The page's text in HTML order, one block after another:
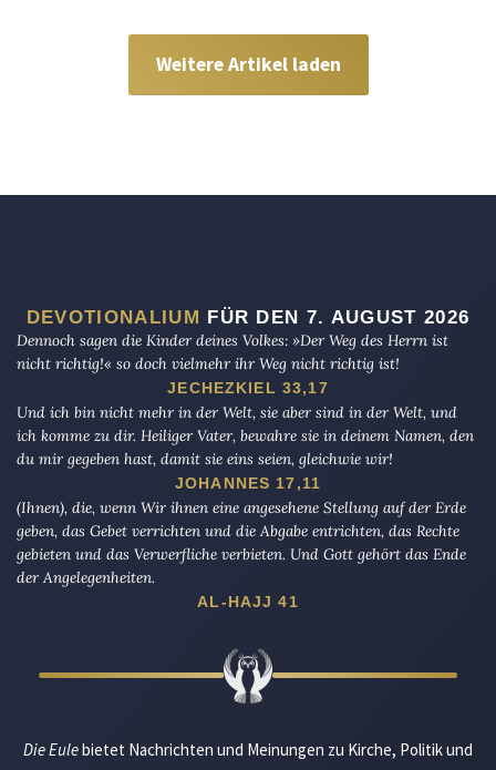
Weitere Artikel laden
DEVOTIONALIUM FÜR DEN 7. AUGUST 2026
Dennoch sagen die Kinder deines Volkes: »Der Weg des Herrn ist
nicht richtig!« so doch vielmehr ihr Weg nicht richtig ist!
JECHEZKIEL 33,17
Und ich bin nicht mehr in der Welt, sie aber sind in der Welt, und
ich komme zu dir. Heiliger Vater, bewahre sie in deinem Namen, den
du mir gegeben hast, damit sie eins seien, gleichwie wir!
JOHANNES 17,11
(Ihnen), die, wenn Wir ihnen eine angesehene Stellung auf der Erde
geben, das Gebet verrichten und die Abgabe entrichten, das Rechte
gebieten und das Verwerfliche verbieten. Und Gott gehört das Ende
der Angelegenheiten.
AL-HAJJ 41
Die Eulebietet Nachrichten und Meinungen zu Kirche, Politik und